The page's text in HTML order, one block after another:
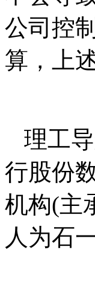
公司控
算，上
理工
行股份
机构(主
人为石